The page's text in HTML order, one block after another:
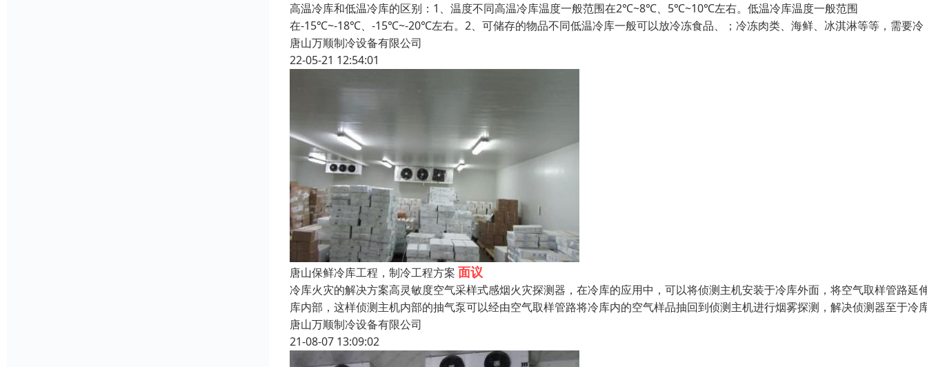
高温冷库和低温冷库的区别：1、温度不同高温冷库温度一般范围在2℃~8℃、5℃~10℃左右。低温冷库温度一般范围
在-15℃~-18℃、-15℃~-20℃左右。2、可储存的物品不同低温冷库一般可以放冷冻食品、；冷冻肉类、海鲜、冰淇淋等等，需要冷
唐山万顺制冷设备有限公司
22-05-21 12:54:01
唐山保鲜冷库工程，制冷工程方案 面议
冷库火灾的解决方案高灵敏度空气采样式感烟火灾探测器，在冷库的应用中，可以将侦测主机安装于冷库外面，将空气取样管路延
库内部，这样侦测主机内部的抽气泵可以经由空气取样管路将冷库内的空气样品抽回到侦测主机进行烟雾探测，解决侦测器至于冷
唐山万顺制冷设备有限公司
21-08-07 13:09:02